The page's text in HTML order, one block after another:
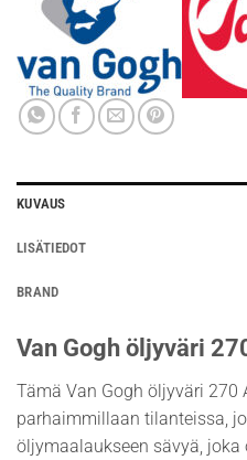
KUVAUS
LISÄTIEDOT
BRAND
Van Gogh öljyväri
Tämä Van Gogh öljyväri 270
parhaimmillaan tilanteissa,
öljymaalaukseen sävyä,